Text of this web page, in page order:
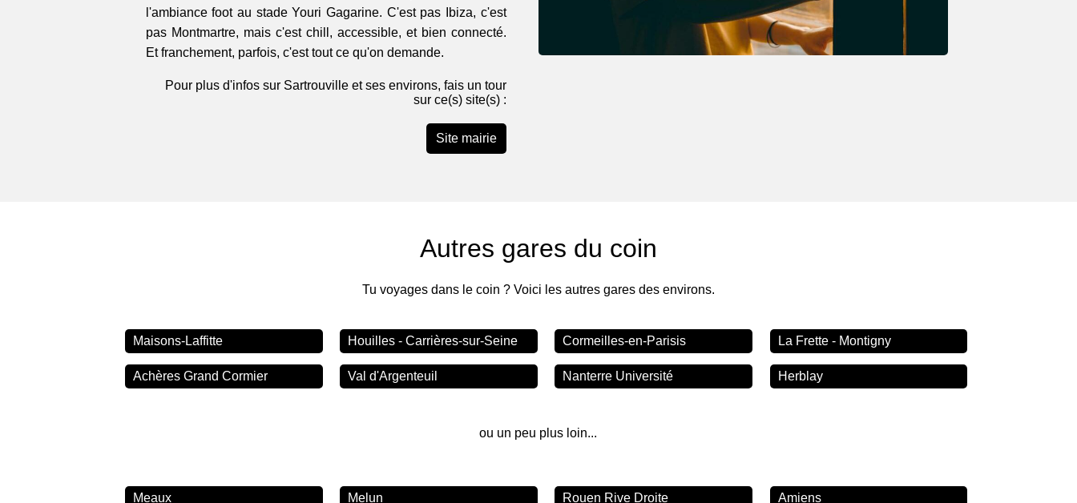
l'ambiance foot au stade Youri Gagarine. C'est pas Ibiza, c'est
pas Montmartre, mais c'est chill, accessible, et bien connecté.
Et franchement, parfois, c'est tout ce qu'on demande.
Pour plus d'infos sur Sartrouville et ses environs, fais un tour
sur ce(s) site(s) :
Site mairie
Autres gares du coin
Tu voyages dans le coin ? Voici les autres gares des environs.
Maisons-Laffitte Houilles - Carrières-sur-Seine Cormeilles-en-Parisis La Frette - Montigny
Achères Grand Cormier Val d'Argenteuil Nanterre Université Herblay
ou un peu plus loin...
Meaux Melun Rouen Rive Droite Amiens